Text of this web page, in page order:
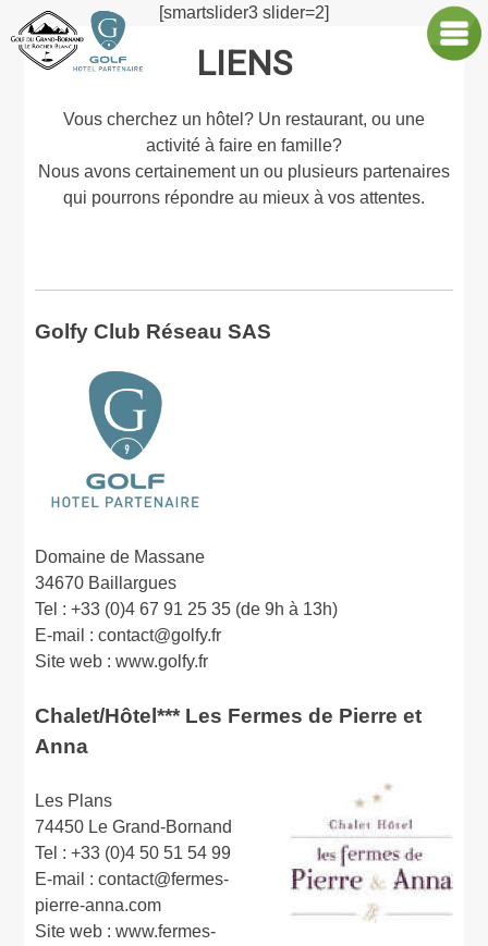
to
content
Golf Le Grand-Bornand
Le Rocher Blanc[smartslider3 slider=2]
LIENS
Vous cherchez un hôtel? Un restaurant, ou une
activité à faire en famille?
Nous avons certainement un ou plusieurs partenaires
qui pourrons répondre au mieux à vos attentes.
Golfy Club Réseau SAS
Domaine de Massane
34670 Baillargues
Tel : +33 (0)4 67 91 25 35 (de 9h à 13h)
E-mail : contact@golfy.fr
Site web : www.golfy.fr
Chalet/Hôtel*** Les Fermes de Pierre et
Anna
Les Plans
74450 Le Grand-Bornand
Tel : +33 (0)4 50 51 54 99
E-mail : contact@fermes-
pierre-anna.com
Site web : www.fermes-